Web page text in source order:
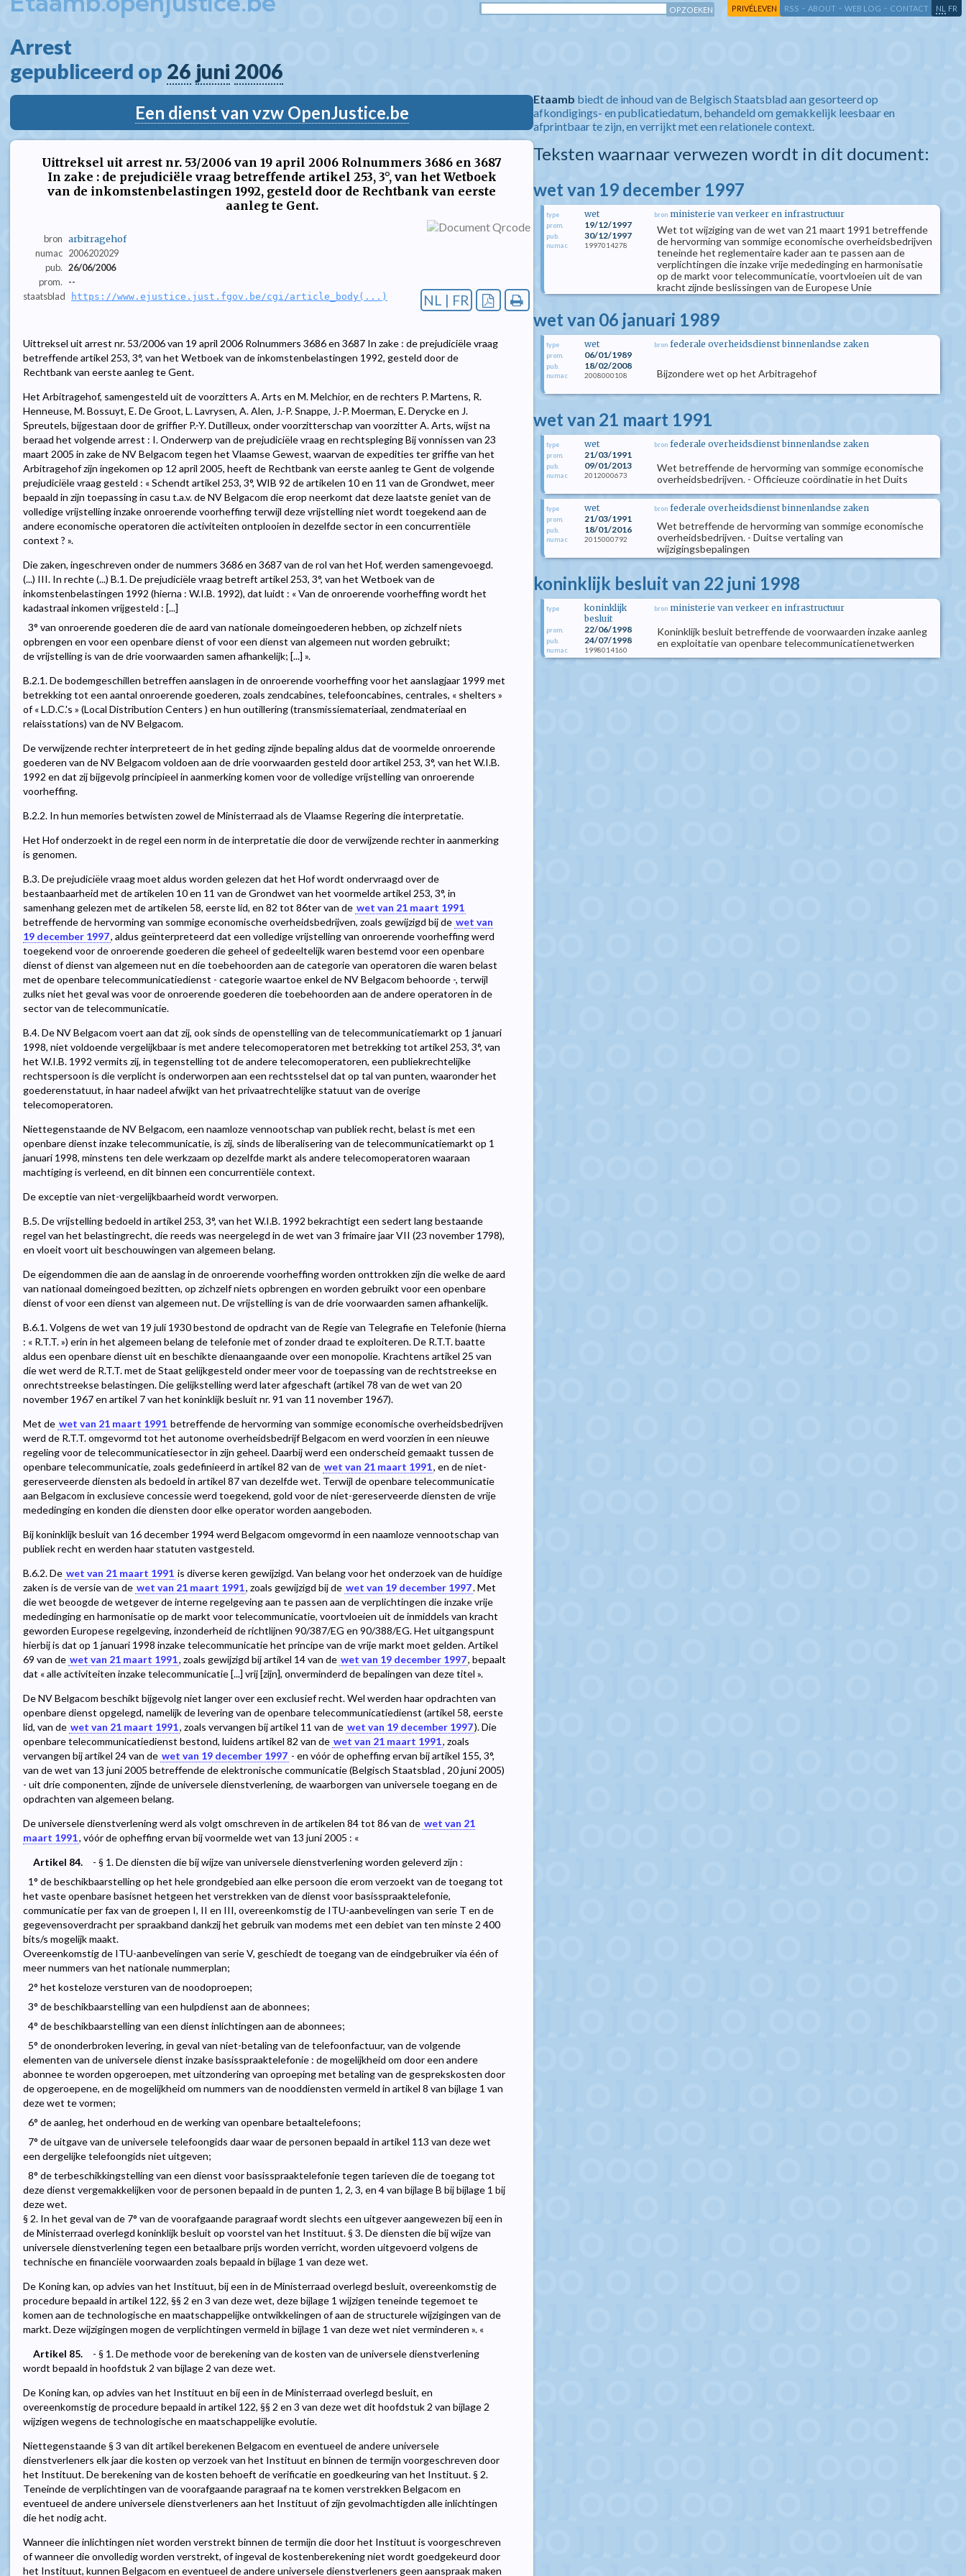
PRIVÉLEVEN RSS - ABOUT - WEB LOG - CONTACT NL FR
Arrest
gepubliceerd op 26 juni 2006
Een dienst van vzw OpenJustice.be
Uittreksel uit arrest nr. 53/2006 van 19 april 2006 Rolnummers 3686 en 3687
In zake : de prejudiciële vraag betreffende artikel 253, 3°, van het Wetboek
van de inkomstenbelastingen 1992, gesteld door de Rechtbank van eerste
aanleg te Gent.
bron arbitragehof
numac 2006202029
pub. 26/06/2006
prom.
--
staatsblad
https://www.ejustice.just.fgov.be/cgi/article_body(...) NL | FR
Uittreksel uit arrest nr. 53/2006 van 19 april 2006 Rolnummers 3686 en 3687 In zake : de prejudiciële vraag
betreffende artikel 253, 3°, van het Wetboek van de inkomstenbelastingen 1992, gesteld door de
Rechtbank van eerste aanleg te Gent.
Het Arbitragehof, samengesteld uit de voorzitters A. Arts en M. Melchior, en de rechters P. Martens, R.
Henneuse, M. Bossuyt, E. De Groot, L. Lavrysen, A. Alen, J.-P. Snappe, J.-P. Moerman, E. Derycke en J.
Spreutels, bijgestaan door de griffier P.-Y. Dutilleux, onder voorzitterschap van voorzitter A. Arts, wijst na
beraad het volgende arrest : I. Onderwerp van de prejudiciële vraag en rechtspleging Bij vonnissen van 23
maart 2005 in zake de NV Belgacom tegen het Vlaamse Gewest, waarvan de expedities ter griffie van het
Arbitragehof zijn ingekomen op 12 april 2005, heeft de Rechtbank van eerste aanleg te Gent de volgende
prejudiciële vraag gesteld : « Schendt artikel 253, 3°, WIB 92 de artikelen 10 en 11 van de Grondwet, meer
bepaald in zijn toepassing in casu t.a.v. de NV Belgacom die erop neerkomt dat deze laatste geniet van de
volledige vrijstelling inzake onroerende voorheffing terwijl deze vrijstelling niet wordt toegekend aan de
andere economische operatoren die activiteiten ontplooien in dezelfde sector in een concurrentiële
context ? ».
Die zaken, ingeschreven onder de nummers 3686 en 3687 van de rol van het Hof, werden samengevoegd.
(...) III. In rechte (...) B.1. De prejudiciële vraag betreft artikel 253, 3°, van het Wetboek van de
inkomstenbelastingen 1992 (hierna : W.I.B. 1992), dat luidt : « Van de onroerende voorheffing wordt het
kadastraal inkomen vrijgesteld : [...]
3° van onroerende goederen die de aard van nationale domeingoederen hebben, op zichzelf niets
opbrengen en voor een openbare dienst of voor een dienst van algemeen nut worden gebruikt;
de vrijstelling is van de drie voorwaarden samen afhankelijk; [...] ».
B.2.1. De bodemgeschillen betreffen aanslagen in de onroerende voorheffing voor het aanslagjaar 1999 met
betrekking tot een aantal onroerende goederen, zoals zendcabines, telefooncabines, centrales, « shelters »
of « L.D.C.'s » (Local Distribution Centers ) en hun outillering (transmissiemateriaal, zendmateriaal en
relaisstations) van de NV Belgacom.
De verwijzende rechter interpreteert de in het geding zijnde bepaling aldus dat de voormelde onroerende
goederen van de NV Belgacom voldoen aan de drie voorwaarden gesteld door artikel 253, 3°, van het W.I.B.
1992 en dat zij bijgevolg principieel in aanmerking komen voor de volledige vrijstelling van onroerende
voorheffing.
B.2.2. In hun memories betwisten zowel de Ministerraad als de Vlaamse Regering die interpretatie.
Het Hof onderzoekt in de regel een norm in de interpretatie die door de verwijzende rechter in aanmerking
is genomen.
B.3. De prejudiciële vraag moet aldus worden gelezen dat het Hof wordt ondervraagd over de
bestaanbaarheid met de artikelen 10 en 11 van de Grondwet van het voormelde artikel 253, 3°, in
samenhang gelezen met de artikelen 58, eerste lid, en 82 tot 86ter van de wet van 21 maart 1991
betreffende de hervorming van sommige economische overheidsbedrijven, zoals gewijzigd bij de wet van
19 december 1997, aldus geïnterpreteerd dat een volledige vrijstelling van onroerende voorheffing werd
toegekend voor de onroerende goederen die geheel of gedeeltelijk waren bestemd voor een openbare
dienst of dienst van algemeen nut en die toebehoorden aan de categorie van operatoren die waren belast
met de openbare telecommunicatiedienst - categorie waartoe enkel de NV Belgacom behoorde -, terwijl
zulks niet het geval was voor de onroerende goederen die toebehoorden aan de andere operatoren in de
sector van de telecommunicatie.
B.4. De NV Belgacom voert aan dat zij, ook sinds de openstelling van de telecommunicatiemarkt op 1 januari
1998, niet voldoende vergelijkbaar is met andere telecomoperatoren met betrekking tot artikel 253, 3°, van
het W.I.B. 1992 vermits zij, in tegenstelling tot de andere telecomoperatoren, een publiekrechtelijke
rechtspersoon is die verplicht is onderworpen aan een rechtsstelsel dat op tal van punten, waaronder het
goederenstatuut, in haar nadeel afwijkt van het privaatrechtelijke statuut van de overige
telecomoperatoren.
Niettegenstaande de NV Belgacom, een naamloze vennootschap van publiek recht, belast is met een
openbare dienst inzake telecommunicatie, is zij, sinds de liberalisering van de telecommunicatiemarkt op 1
januari 1998, minstens ten dele werkzaam op dezelfde markt als andere telecomoperatoren waaraan
machtiging is verleend, en dit binnen een concurrentiële context.
De exceptie van niet-vergelijkbaarheid wordt verworpen.
B.5. De vrijstelling bedoeld in artikel 253, 3°, van het W.I.B. 1992 bekrachtigt een sedert lang bestaande
regel van het belastingrecht, die reeds was neergelegd in de wet van 3 frimaire jaar VII (23 november 1798),
en vloeit voort uit beschouwingen van algemeen belang.
De eigendommen die aan de aanslag in de onroerende voorheffing worden onttrokken zijn die welke de aard
van nationaal domeingoed bezitten, op zichzelf niets opbrengen en worden gebruikt voor een openbare
dienst of voor een dienst van algemeen nut. De vrijstelling is van de drie voorwaarden samen afhankelijk.
B.6.1. Volgens de wet van 19 juli 1930 bestond de opdracht van de Regie van Telegrafie en Telefonie (hierna
: « R.T.T. ») erin in het algemeen belang de telefonie met of zonder draad te exploiteren. De R.T.T. baatte
aldus een openbare dienst uit en beschikte dienaangaande over een monopolie. Krachtens artikel 25 van
die wet werd de R.T.T. met de Staat gelijkgesteld onder meer voor de toepassing van de rechtstreekse en
onrechtstreekse belastingen. Die gelijkstelling werd later afgeschaft (artikel 78 van de wet van 20
november 1967 en artikel 7 van het koninklijk besluit nr. 91 van 11 november 1967).
Met de wet van 21 maart 1991 betreffende de hervorming van sommige economische overheidsbedrijven
werd de R.T.T. omgevormd tot het autonome overheidsbedrijf Belgacom en werd voorzien in een nieuwe
regeling voor de telecommunicatiesector in zijn geheel. Daarbij werd een onderscheid gemaakt tussen de
openbare telecommunicatie, zoals gedefinieerd in artikel 82 van de wet van 21 maart 1991, en de niet-
gereserveerde diensten als bedoeld in artikel 87 van dezelfde wet. Terwijl de openbare telecommunicatie
aan Belgacom in exclusieve concessie werd toegekend, gold voor de niet-gereserveerde diensten de vrije
mededinging en konden die diensten door elke operator worden aangeboden.
Bij koninklijk besluit van 16 december 1994 werd Belgacom omgevormd in een naamloze vennootschap van
publiek recht en werden haar statuten vastgesteld.
B.6.2. De wet van 21 maart 1991 is diverse keren gewijzigd. Van belang voor het onderzoek van de huidige
zaken is de versie van de wet van 21 maart 1991, zoals gewijzigd bij de wet van 19 december 1997. Met
die wet beoogde de wetgever de interne regelgeving aan te passen aan de verplichtingen die inzake vrije
mededinging en harmonisatie op de markt voor telecommunicatie, voortvloeien uit de inmiddels van kracht
geworden Europese regelgeving, inzonderheid de richtlijnen 90/387/EG en 90/388/EG. Het uitgangspunt
hierbij is dat op 1 januari 1998 inzake telecommunicatie het principe van de vrije markt moet gelden. Artikel
69 van de wet van 21 maart 1991, zoals gewijzigd bij artikel 14 van de wet van 19 december 1997, bepaalt
dat « alle activiteiten inzake telecommunicatie [...] vrij [zijn], onverminderd de bepalingen van deze titel ».
De NV Belgacom beschikt bijgevolg niet langer over een exclusief recht. Wel werden haar opdrachten van
openbare dienst opgelegd, namelijk de levering van de openbare telecommunicatiedienst (artikel 58, eerste
lid, van de wet van 21 maart 1991, zoals vervangen bij artikel 11 van de wet van 19 december 1997). Die
openbare telecommunicatiedienst bestond, luidens artikel 82 van de wet van 21 maart 1991, zoals
vervangen bij artikel 24 van de wet van 19 december 1997 - en vóór de opheffing ervan bij artikel 155, 3°,
van de wet van 13 juni 2005 betreffende de elektronische communicatie (Belgisch Staatsblad , 20 juni 2005)
- uit drie componenten, zijnde de universele dienstverlening, de waarborgen van universele toegang en de
opdrachten van algemeen belang.
De universele dienstverlening werd als volgt omschreven in de artikelen 84 tot 86 van de wet van 21
maart 1991, vóór de opheffing ervan bij voormelde wet van 13 juni 2005 : «
Artikel 84.
- § 1. De diensten die bij wijze van universele dienstverlening worden geleverd zijn :
1° de beschikbaarstelling op het hele grondgebied aan elke persoon die erom verzoekt van de toegang tot
het vaste openbare basisnet hetgeen het verstrekken van de dienst voor basisspraaktelefonie,
communicatie per fax van de groepen I, II en III, overeenkomstig de ITU-aanbevelingen van serie T en de
gegevensoverdracht per spraakband dankzij het gebruik van modems met een debiet van ten minste 2 400
bits/s mogelijk maakt.
Overeenkomstig de ITU-aanbevelingen van serie V, geschiedt de toegang van de eindgebruiker via één of
meer nummers van het nationale nummerplan;
2° het kosteloze versturen van de noodoproepen;
3° de beschikbaarstelling van een hulpdienst aan de abonnees;
4° de beschikbaarstelling van een dienst inlichtingen aan de abonnees;
5° de ononderbroken levering, in geval van niet-betaling van de telefoonfactuur, van de volgende
elementen van de universele dienst inzake basisspraaktelefonie : de mogelijkheid om door een andere
abonnee te worden opgeroepen, met uitzondering van oproeping met betaling van de gesprekskosten door
de opgeroepene, en de mogelijkheid om nummers van de nooddiensten vermeld in artikel 8 van bijlage 1 van
deze wet te vormen;
6° de aanleg, het onderhoud en de werking van openbare betaaltelefoons;
7° de uitgave van de universele telefoongids daar waar de personen bepaald in artikel 113 van deze wet
een dergelijke telefoongids niet uitgeven;
8° de terbeschikkingstelling van een dienst voor basisspraaktelefonie tegen tarieven die de toegang tot
deze dienst vergemakkelijken voor de personen bepaald in de punten 1, 2, 3, en 4 van bijlage B bij bijlage 1 bij
deze wet.
§ 2. In het geval van de 7° van de voorafgaande paragraaf wordt slechts een uitgever aangewezen bij een in
de Ministerraad overlegd koninklijk besluit op voorstel van het Instituut. § 3. De diensten die bij wijze van
universele dienstverlening tegen een betaalbare prijs worden verricht, worden uitgevoerd volgens de
technische en financiële voorwaarden zoals bepaald in bijlage 1 van deze wet.
De Koning kan, op advies van het Instituut, bij een in de Ministerraad overlegd besluit, overeenkomstig de
procedure bepaald in artikel 122, §§ 2 en 3 van deze wet, deze bijlage 1 wijzigen teneinde tegemoet te
komen aan de technologische en maatschappelijke ontwikkelingen of aan de structurele wijzigingen van de
markt. Deze wijzigingen mogen de verplichtingen vermeld in bijlage 1 van deze wet niet verminderen ». «
Artikel 85.
- § 1. De methode voor de berekening van de kosten van de universele dienstverlening
wordt bepaald in hoofdstuk 2 van bijlage 2 van deze wet.
De Koning kan, op advies van het Instituut en bij een in de Ministerraad overlegd besluit, en
overeenkomstig de procedure bepaald in artikel 122, §§ 2 en 3 van deze wet dit hoofdstuk 2 van bijlage 2
wijzigen wegens de technologische en maatschappelijke evolutie.
Niettegenstaande § 3 van dit artikel berekenen Belgacom en eventueel de andere universele
dienstverleners elk jaar die kosten op verzoek van het Instituut en binnen de termijn voorgeschreven door
het Instituut. De berekening van de kosten behoeft de verificatie en goedkeuring van het Instituut. § 2.
Teneinde de verplichtingen van de voorafgaande paragraaf na te komen verstrekken Belgacom en
eventueel de andere universele dienstverleners aan het Instituut of zijn gevolmachtigden alle inlichtingen
die het nodig acht.
Wanneer die inlichtingen niet worden verstrekt binnen de termijn die door het Instituut is voorgeschreven
of wanneer die onvolledig worden verstrekt, of ingeval de kostenberekening niet wordt goedgekeurd door
het Instituut, kunnen Belgacom en eventueel de andere universele dienstverleners geen aanspraak maken
Etaamb biedt de inhoud van de Belgisch Staatsblad aan gesorteerd op
afkondigings- en publicatiedatum, behandeld om gemakkelijk leesbaar en
afprintbaar te zijn, en verrijkt met een relationele context.
Teksten waarnaar verwezen wordt in dit document:
wet van 19 december 1997
type wet
prom. 19/12/1997
pub. 30/12/1997
numac 1997014278
bron ministerie van verkeer en infrastructuur
Wet tot wijziging van de wet van 21 maart 1991 betreffende
de hervorming van sommige economische overheidsbedrijven
teneinde het reglementaire kader aan te passen aan de
verplichtingen die inzake vrije mededinging en harmonisatie
op de markt voor telecommunicatie, voortvloeien uit de van
kracht zijnde beslissingen van de Europese Unie
wet van 06 januari 1989
type wet
prom. 06/01/1989
pub. 18/02/2008
numac 2008000108
bron federale overheidsdienst binnenlandse zaken
Bijzondere wet op het Arbitragehof
wet van 21 maart 1991
type wet
prom. 21/03/1991
pub. 09/01/2013
numac 2012000673
bron federale overheidsdienst binnenlandse zaken
Wet betreffende de hervorming van sommige economische
overheidsbedrijven. - Officieuze coördinatie in het Duits
type wet
prom. 21/03/1991
pub. 18/01/2016
numac 2015000792
bron federale overheidsdienst binnenlandse zaken
Wet betreffende de hervorming van sommige economische
overheidsbedrijven. - Duitse vertaling van
wijzigingsbepalingen
koninklijk besluit van 22 juni 1998
type
koninklijk
besluit
prom. 22/06/1998
pub. 24/07/1998
numac 1998014160
bron ministerie van verkeer en infrastructuur
Koninklijk besluit betreffende de voorwaarden inzake aanleg
en exploitatie van openbare telecommunicatienetwerken